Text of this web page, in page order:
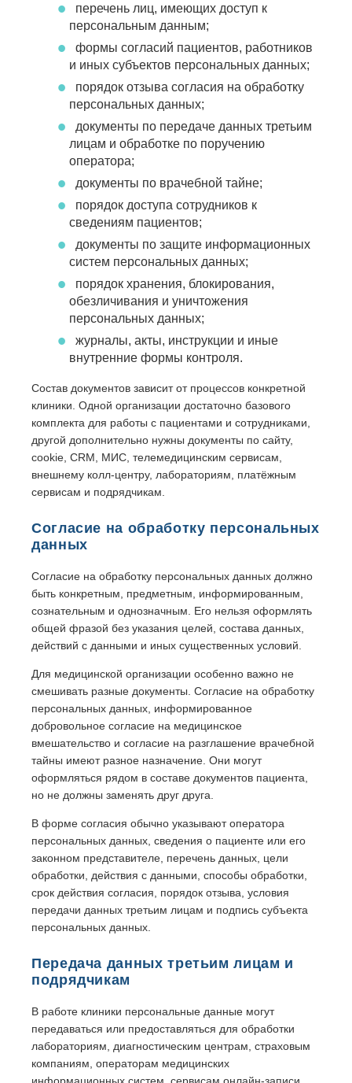
перечень лиц, имеющих доступ к
персональным данным;
формы согласий пациентов, работников
и иных субъектов персональных данных;
порядок отзыва согласия на обработку
персональных данных;
документы по передаче данных третьим
лицам и обработке по поручению
оператора;
документы по врачебной тайне;
порядок доступа сотрудников к
сведениям пациентов;
документы по защите информационных
систем персональных данных;
порядок хранения, блокирования,
обезличивания и уничтожения
персональных данных;
журналы, акты, инструкции и иные
внутренние формы контроля.
Состав документов зависит от процессов конкретной
клиники. Одной организации достаточно базового
комплекта для работы с пациентами и сотрудниками,
другой дополнительно нужны документы по сайту,
cookie, CRM, МИС, телемедицинским сервисам,
внешнему колл-центру, лабораториям, платёжным
сервисам и подрядчикам.
Согласие на обработку персональных
данных
Согласие на обработку персональных данных должно
быть конкретным, предметным, информированным,
сознательным и однозначным. Его нельзя оформлять
общей фразой без указания целей, состава данных,
действий с данными и иных существенных условий.
Для медицинской организации особенно важно не
смешивать разные документы. Согласие на обработку
персональных данных, информированное
добровольное согласие на медицинское
вмешательство и согласие на разглашение врачебной
тайны имеют разное назначение. Они могут
оформляться рядом в составе документов пациента,
но не должны заменять друг друга.
В форме согласия обычно указывают оператора
персональных данных, сведения о пациенте или его
законном представителе, перечень данных, цели
обработки, действия с данными, способы обработки,
срок действия согласия, порядок отзыва, условия
передачи данных третьим лицам и подпись субъекта
персональных данных.
Передача данных третьим лицам и
подрядчикам
В работе клиники персональные данные могут
передаваться или предоставляться для обработки
лабораториям, диагностическим центрам, страховым
компаниям, операторам медицинских
информационных систем, сервисам онлайн-записи,